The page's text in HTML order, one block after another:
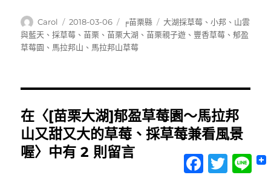
作
者
Carol
發
佈
日
2018-03-06
分
類
╒苗栗縣
標
籤
大湖採草莓 、小邦 、 山雲
與藍天 、採草莓 、苗栗 、苗栗大湖 、苗栗親子遊 、 豐香草莓 、郁盈
草莓園 、 馬拉邦山 、 馬拉邦山草莓
在〈[苗栗大湖]郁盈草莓園～馬拉邦
山又甜又大的草莓、採草莓兼看風景
喔〉中有 2 則留言
Facebook
Twitter